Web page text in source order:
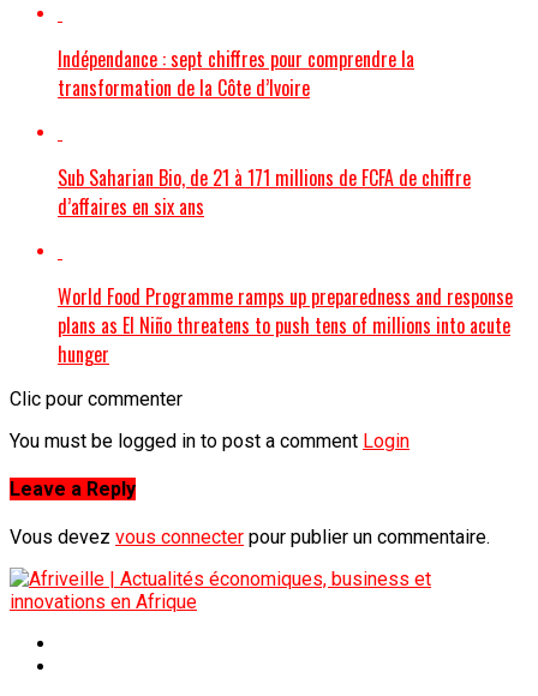
Indépendance : sept chiffres pour comprendre la
transformation de la Côte d’Ivoire
Sub Saharian Bio, de 21 à 171 millions de FCFA de chiffre
d’affaires en six ans
World Food Programme ramps up preparedness and response
plans as El Niño threatens to push tens of millions into acute
hunger
Clic pour commenter
You must be logged in to post a comment Login
Leave a Reply
Vous devez vous connecter pour publier un commentaire.